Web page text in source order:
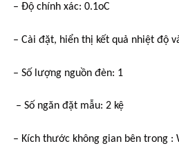
– Độ chính xác: 0.1oC
– Cài đặt, hiển thị kết quả nhiệt độ
– Số lượng nguồn đèn: 1
– Số ngăn đặt mẫu: 2 kệ
– Kích thước không gian bên trong :